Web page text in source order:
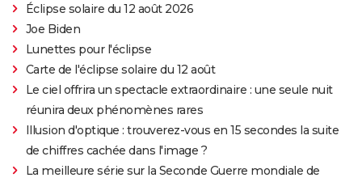
Éclipse solaire du 12 août 2026
Joe Biden
Lunettes pour l'éclipse
Carte de l'éclipse solaire du 12 août
Le ciel offrira un spectacle extraordinaire : une seule nuit
réunira deux phénomènes rares
Illusion d'optique : trouverez-vous en 15 secondes la suite
de chiffres cachée dans l'image ?
La meilleure série sur la Seconde Guerre mondiale de